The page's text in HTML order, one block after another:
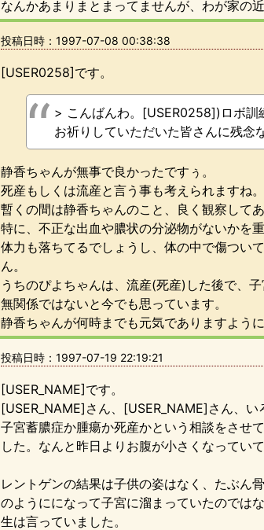
なんかあまりまとまってませんが、わが家の
投稿日時： 1997-07-08 00:38:38
[USER0258]です。
> こんばんわ。[USER0258])ロボ訓
お祈りしていただいた皆さんに残念
静香ちゃんが無事で良かったですぅ。
死産もしくは流産と言う事も考えられますね。
暫くの間は静香ちゃんのこと、良く観察してあ
特に、不正な出血や膿状の分泌物がないかを
体力も落ちてるでしょうし、体の中で傷つい
ん。
うちのぴよちゃんは、流産(死産)した後で、
無関係ではないと今でも思っています。
静香ちゃんが何時までも元気でありますように
投稿日時： 1997-07-19 22:19:21
[USER_NAME]です。
[USER_NAME]さん、[USER_NAME]さん、
子宮蓄膿症か腫瘍か死産かという相談をさせ
した。なんと昨日よりお腹が小さくなってい
レントゲンの結果は子供の姿はなく、たぶん
のようにになって子宮に溜まっていたのでは
生は言っていました。